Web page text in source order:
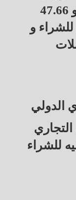
مستوى 47.56 جنيه للشراء، و 47.66
47.58 جنيه للشراء و
الدولي
مستوى 47.56 جنيه للشراء